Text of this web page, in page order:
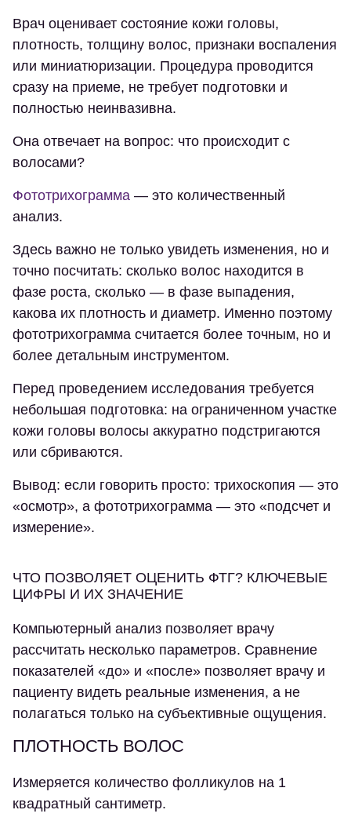
Врач оценивает состояние кожи головы,
плотность, толщину волос, признаки воспаления
или миниатюризации. Процедура проводится
сразу на приеме, не требует подготовки и
полностью неинвазивна.
Она отвечает на вопрос: что происходит с
волосами?
Фототрихограмма — это количественный
анализ.
Здесь важно не только увидеть изменения, но и
точно посчитать: сколько волос находится в
фазе роста, сколько — в фазе выпадения,
какова их плотность и диаметр. Именно поэтому
фототрихограмма считается более точным, но и
более детальным инструментом.
Перед проведением исследования требуется
небольшая подготовка: на ограниченном участке
кожи головы волосы аккуратно подстригаются
или сбриваются.
Вывод: если говорить просто: трихоскопия — это
«осмотр», а фототрихограмма — это «подсчет и
измерение».
ЧТО ПОЗВОЛЯЕТ ОЦЕНИТЬ ФТГ? КЛЮЧЕВЫЕ
ЦИФРЫ И ИХ ЗНАЧЕНИЕ
Компьютерный анализ позволяет врачу
рассчитать несколько параметров. Сравнение
показателей «до» и «после» позволяет врачу и
пациенту видеть реальные изменения, а не
полагаться только на субъективные ощущения.
ПЛОТНОСТЬ ВОЛОС
Измеряется количество фолликулов на 1
квадратный сантиметр.